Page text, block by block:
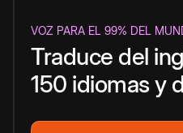
VOZ PARA EL 99% DEL
Traduce del
150 idiomas y